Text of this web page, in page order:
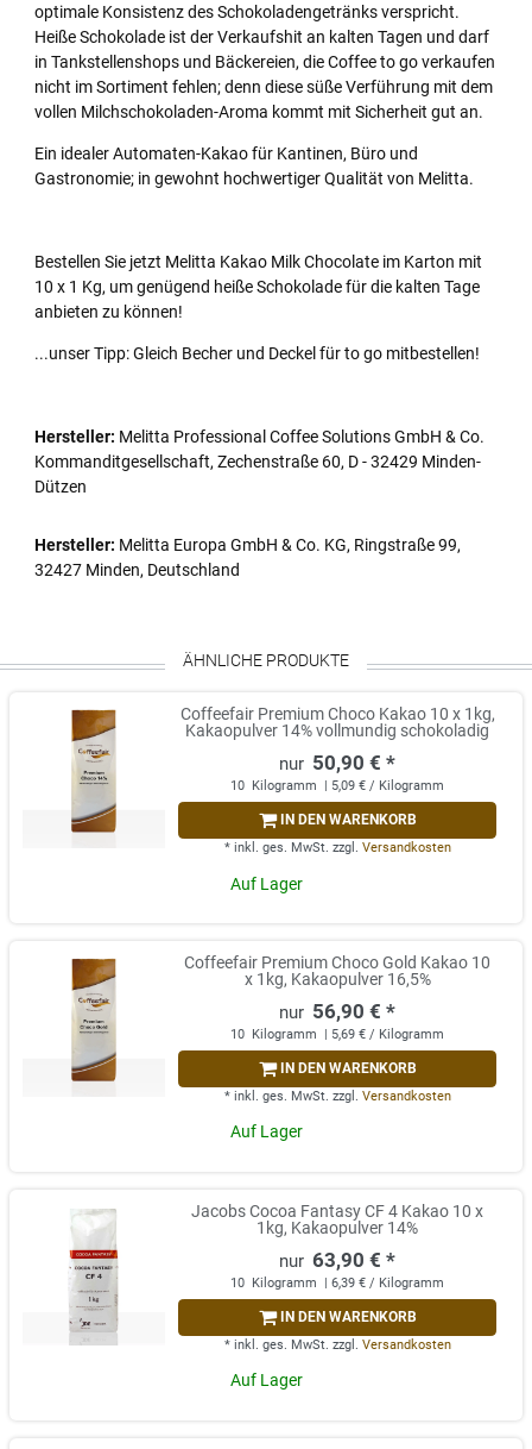
optimale Konsistenz des Schokoladengetränks verspricht.
Heiße Schokolade ist der Verkaufshit an kalten Tagen und darf
in Tankstellenshops und Bäckereien, die Coffee to go verkaufen
nicht im Sortiment fehlen; denn diese süße Verführung mit dem
vollen Milchschokoladen-Aroma kommt mit Sicherheit gut an.
Ein idealer Automaten-Kakao für Kantinen, Büro und
Gastronomie; in gewohnt hochwertiger Qualität von Melitta.
Bestellen Sie jetzt Melitta Kakao Milk Chocolate im Karton mit
10 x 1 Kg, um genügend heiße Schokolade für die kalten Tage
anbieten zu können!
...unser Tipp: Gleich Becher und Deckel für to go mitbestellen!
Hersteller: Melitta Professional Coffee Solutions GmbH & Co.
Kommanditgesellschaft, Zechenstraße 60, D - 32429 Minden-
Dützen
Hersteller: Melitta Europa GmbH & Co. KG, Ringstraße 99,
32427 Minden, Deutschland
ÄHNLICHE PRODUKTE
Coffeefair Premium Choco Kakao 10 x 1kg,
Kakaopulver 14% vollmundig schokoladig
50,90 € *
10 Kilogramm | 5,09 € / Kilogramm
IN DEN WARENKORB
* inkl. ges. MwSt. zzgl. Versandkosten
Auf Lager
Coffeefair Premium Choco Gold Kakao 10
x 1kg, Kakaopulver 16,5%
56,90 € *
10 Kilogramm | 5,69 € / Kilogramm
IN DEN WARENKORB
* inkl. ges. MwSt. zzgl. Versandkosten
Auf Lager
Jacobs Cocoa Fantasy CF 4 Kakao 10 x
1kg, Kakaopulver 14%
63,90 € *
10 Kilogramm | 6,39 € / Kilogramm
IN DEN WARENKORB
* inkl. ges. MwSt. zzgl. Versandkosten
Auf Lager